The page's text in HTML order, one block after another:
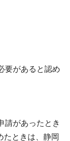
要があると認め
請があったとき
たときは、静岡